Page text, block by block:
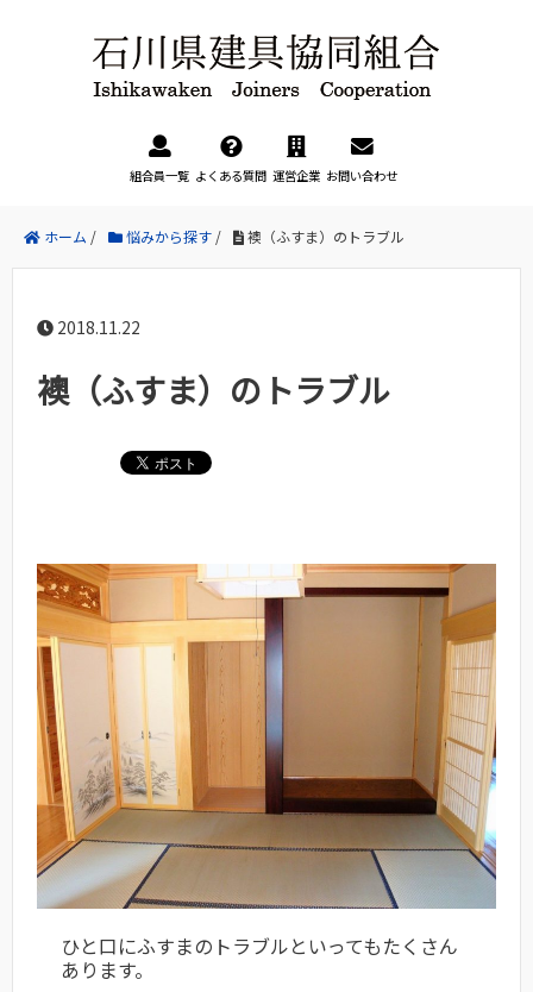
組合員一覧 よくある質問 運営企業 お問い合わせ
ホーム / 悩みから探す / 襖（ふすま）のトラブル
2018.11.22
襖（ふすま）のトラブル
ひと口にふすまのトラブルといってもたくさん
あります。